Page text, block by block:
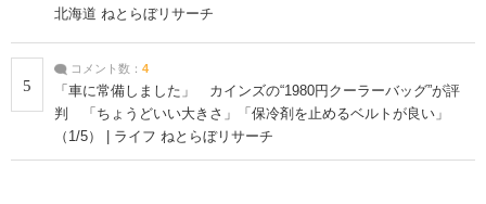
北海道 ねとらぼリサーチ
5
コメント数： 4
「車に常備しました」 カインズの“1980円クーラーバッグ”が評
判 「ちょうどいい大きさ」「保冷剤を止めるベルトが良い」
（1/5） | ライフ ねとらぼリサーチ